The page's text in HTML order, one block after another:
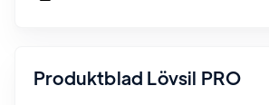
Produktblad Lövsil PRO